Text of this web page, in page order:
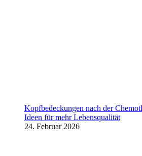
Kopfbedeckungen nach der
Ideen für mehr Lebensqualität
24. Februar 2026